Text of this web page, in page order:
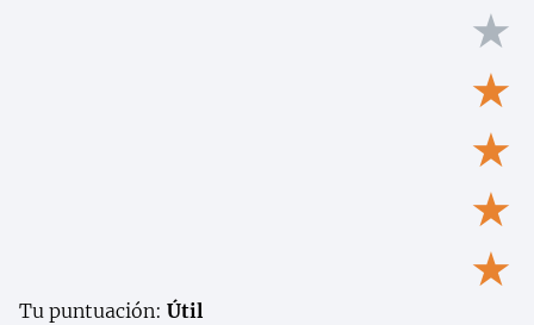
★
★
★
★
★
Tu puntuación: Útil